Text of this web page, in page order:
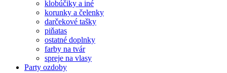
klobúčiky a iné
korunky a čelenky
darčekové tašky
piňatas
ostatné doplnky
farby na tvár
spreje na vlasy
Party ozdoby